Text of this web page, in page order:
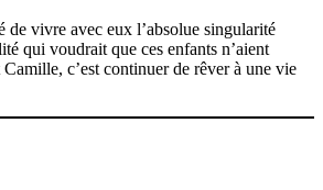
de vivre avec eux l’absolue singularité
qui voudrait que ces enfants n’aient
c’est continuer de rêver à une vie